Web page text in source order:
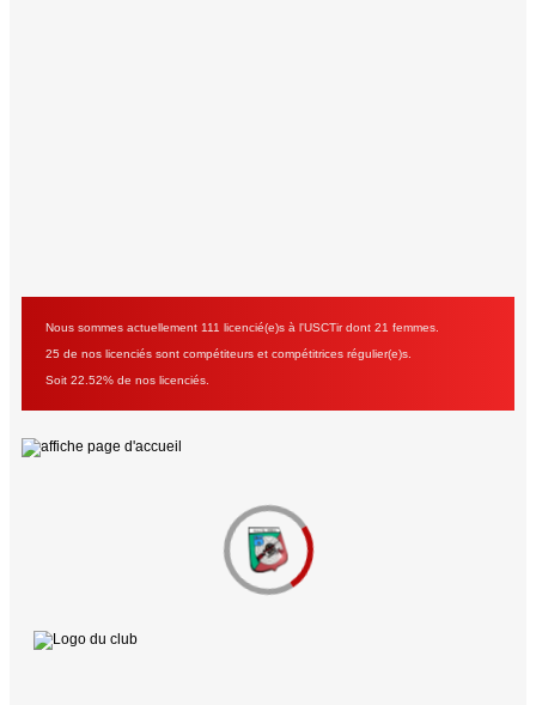
Nous sommes actuellement 111 licencié(e)s à l'USCTir dont 21 femmes.
25 de nos licenciés sont compétiteurs et compétitrices régulier(e)s.
Soit 22.52% de nos licenciés.